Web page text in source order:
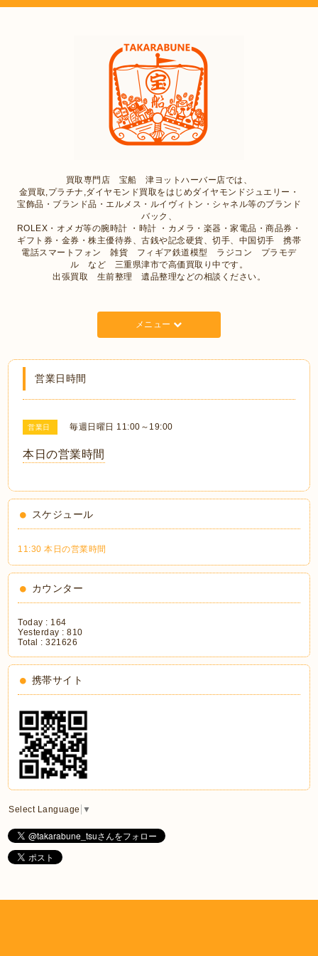
買取専門店 宝船 津ヨットハーバー店では、
金買取,プラチナ,ダイヤモンド買取をはじめダイヤモンドジュエリー・
宝飾品・ブランド品・エルメス・ルイヴィトン・シャネル等のブランド
バック、
ROLEX・オメガ等の腕時計 ・時計 ・カメラ・楽器・家電品・商品券・
ギフト券・金券・株主優待券、古銭や記念硬貨、切手、中国切手 携帯
電話スマートフォン 雑貨 フィギア鉄道模型 ラジコン プラモデ
ル など 三重県津市で高価買取り中です。
出張買取 生前整理 遺品整理などの相談ください。
メニュー
営業日時間
営業日 毎週日曜日 11:00～19:00
本日の営業時間
スケジュール
11:30 本日の営業時間
カウンター
Today : 164
Yesterday :810
Total :321626
携帯サイト
Select Language ▼